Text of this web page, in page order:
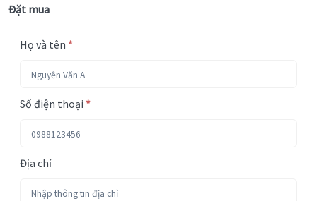
Đặt mua
Họ và tên *
Số điện thoại *
Địa chỉ